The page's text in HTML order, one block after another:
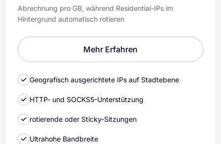
Abrechnung pro GB, während Residential-IPs im
Hintergrund automatisch rotieren
Mehr Erfahren
Geografisch ausgerichtete IPs auf Stadtebene
HTTP- und SOCKS5-Unterstützung
rotierende oder Sticky-Sitzungen
Ultrahohe Bandbreite